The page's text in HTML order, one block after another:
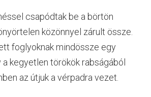
csapódtak be a börtön
közönnyel zárult össze.
foglyoknak mindössze egy
a kegyetlen törökök rabságából
az útjuk a vérpadra vezet.